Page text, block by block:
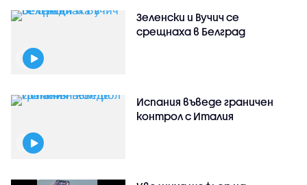
Зеленски и Вучич се
срещнаха в Белград
Испания въведе граничен
контрол с Италия